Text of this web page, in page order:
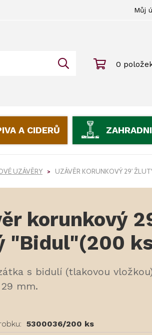
Můj
0
A CIDERŮ
UZÁVĚRY UZÁVĚR KORUNKOVÝ 29'
korunkový
"Bidul"(200
s bidulí (tlakovou
mm.
5300036/200 ks